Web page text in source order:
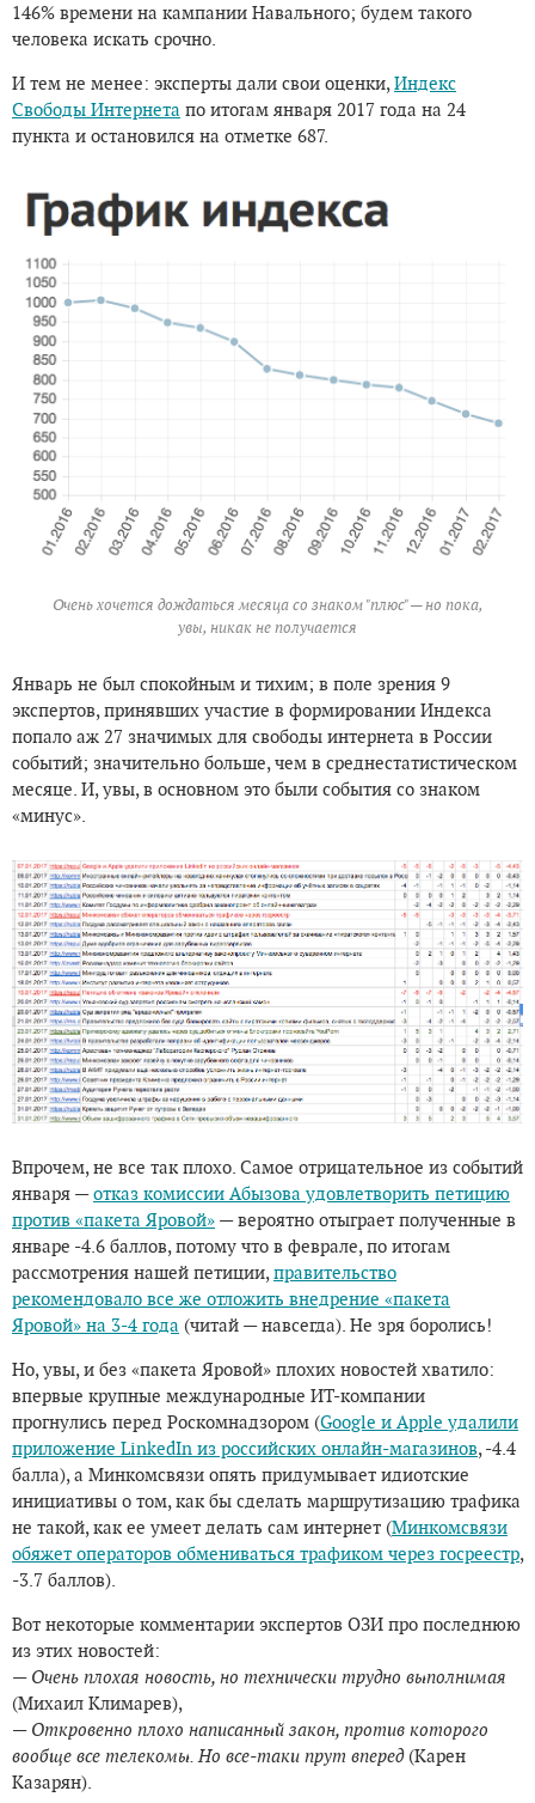
146% времени на кампании Навального; будем такого
человека искать срочно.
И тем не менее: эксперты дали свои оценки,Индекс
Свободы Интернета по итогам января 2017 года на 24
пункта и остановился на отметке 687.
Очень хочется дождаться месяца со знаком "плюс" — но пока,
увы, никак не получается
Январь не был спокойным и тихим; в поле зрения 9
экспертов, принявших участие в формировании Индекса
попало аж 27 значимых для свободы интернета в России
событий; значительно больше, чем в среднестатистическом
месяце. И, увы, в основном это были события со знаком
«минус».
Впрочем, не все так плохо. Самое отрицательное из событий
января —отказ комиссии Абызова удовлетворить петицию
против «пакета Яровой» — вероятно отыграет полученные в
январе -4.6 баллов, потому что в феврале, по итогам
рассмотрения нашей петиции, правительство
рекомендовало все же отложить внедрение «пакета
Яровой» на 3-4 года (читай — навсегда). Не зря боролись!
Но, увы, и без «пакета Яровой» плохих новостей хватило:
впервые крупные международные ИТ-компании
прогнулись перед Роскомнадзором (Google и Apple удалили
приложение LinkedIn из российских онлайн-магазинов, -4.4
балла), а Минкомсвязи опять придумывает идиотские
инициативы о том, как бы сделать маршрутизацию трафика
не такой, как ее умеет делать сам интернет (Минкомсвязи
обяжет операторов обмениваться трафиком через госреестр,
-3.7 баллов).
Вот некоторые комментарии экспертов ОЗИ про последнюю
из этих новостей:
— Очень плохая новость, но технически трудно выполнимая
(Михаил Климарев),
— Откровенно плохо написанный закон, против которого
вообще все телекомы. Но все-таки прут вперед(Карен
Казарян).